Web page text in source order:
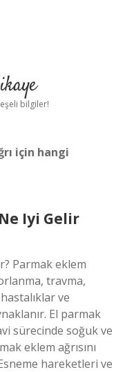
bilgiler!
için hangi
Iyi Gelir
Parmak eklem
travma,
ve
El parmak
sürecinde soğuk ve
eklem ağrısını
hareketleri ve